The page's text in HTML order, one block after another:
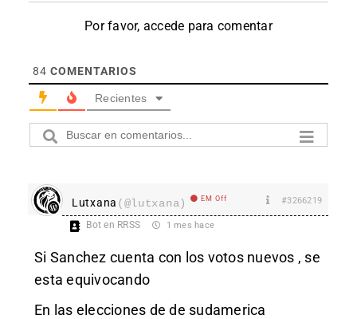
Por favor, accede para comentar
84 COMENTARIOS
Recientes
Lutxana (@lutxana) EM Off #3266219
Bot en RRSS 1 mes hace
Si Sanchez cuenta con los votos nuevos , se
esta equivocando
En las elecciones de de sudamerica